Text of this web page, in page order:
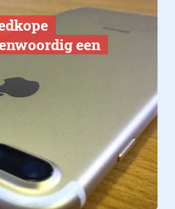
een